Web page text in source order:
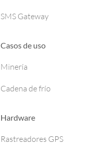
SMS Gateway
Casos de uso
Minería
Cadena de frío
Hardware
Rastreadores GPS